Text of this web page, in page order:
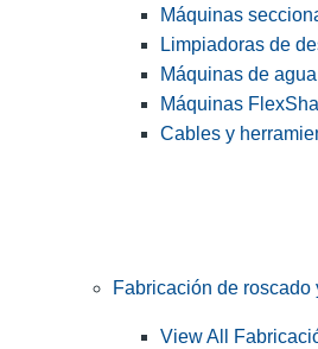
Máquinas
Limpiadoras de
Máquinas de
Máquinas
Cables y
Fabricación de roscado
View All